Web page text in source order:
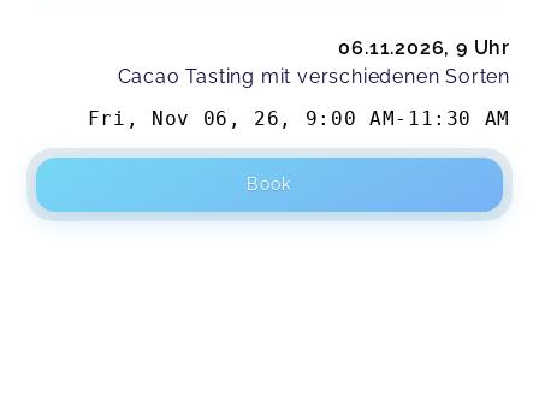
06.11.2026, 9 Uhr
Cacao Tasting mit verschiedenen Sorten
Fri, Nov 06, 26 , 9:00 AM- 11:30 AM
Book